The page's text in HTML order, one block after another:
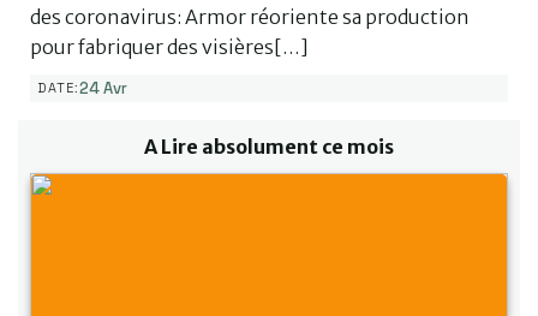
des coronavirus: Armor réoriente sa production
pour fabriquer des visières[…]
DATE:24 Avr
A Lire absolument ce mois